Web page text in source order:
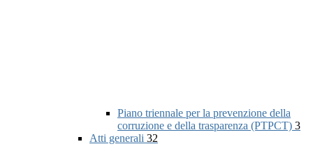
Piano triennale per la prevenzione della
corruzione e della trasparenza (PTPCT) 3
Atti generali 32